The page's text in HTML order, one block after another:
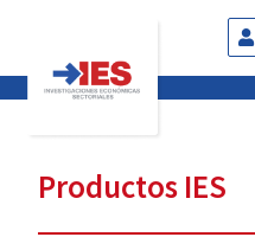
Productos IES